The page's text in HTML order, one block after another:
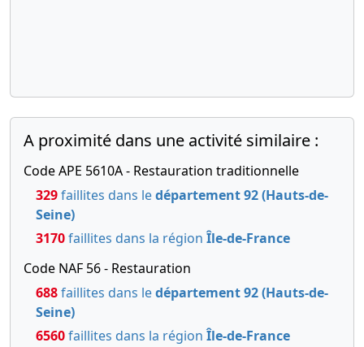
A proximité dans une activité similaire :
Code APE 5610A - Restauration traditionnelle
329faillites dans ledépartement 92 (Hauts-de-
Seine)
3170faillites dans la région Île-de-France
Code NAF 56 - Restauration
688faillites dans ledépartement 92 (Hauts-de-
Seine)
6560faillites dans la région Île-de-France